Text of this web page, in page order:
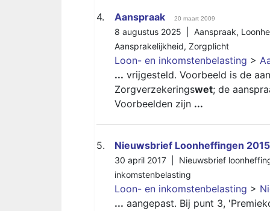
4. Aanspraak 20 maart 2009
8 augustus 2025 | Aanspraak,
Aansprakelijkheid, Zorgplicht
Loon- en inkomstenbelasting >
... vrijgesteld. Voorbeeld is de
Zorgverzekeringswet; de
Voorbeelden zijn ...
5. Nieuwsbrief Loonheffingen 2015
30 april 2017 | Nieuwsbrief
inkomstenbelasting
Loon- en inkomstenbelasting >
... aangepast. Bij punt 3,